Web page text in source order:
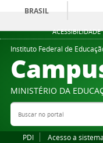
ACESSIBILIDADE
BRASIL
Instituto Federal de
MINISTÉRIO DA
Buscar no portal
PDI Acesso a